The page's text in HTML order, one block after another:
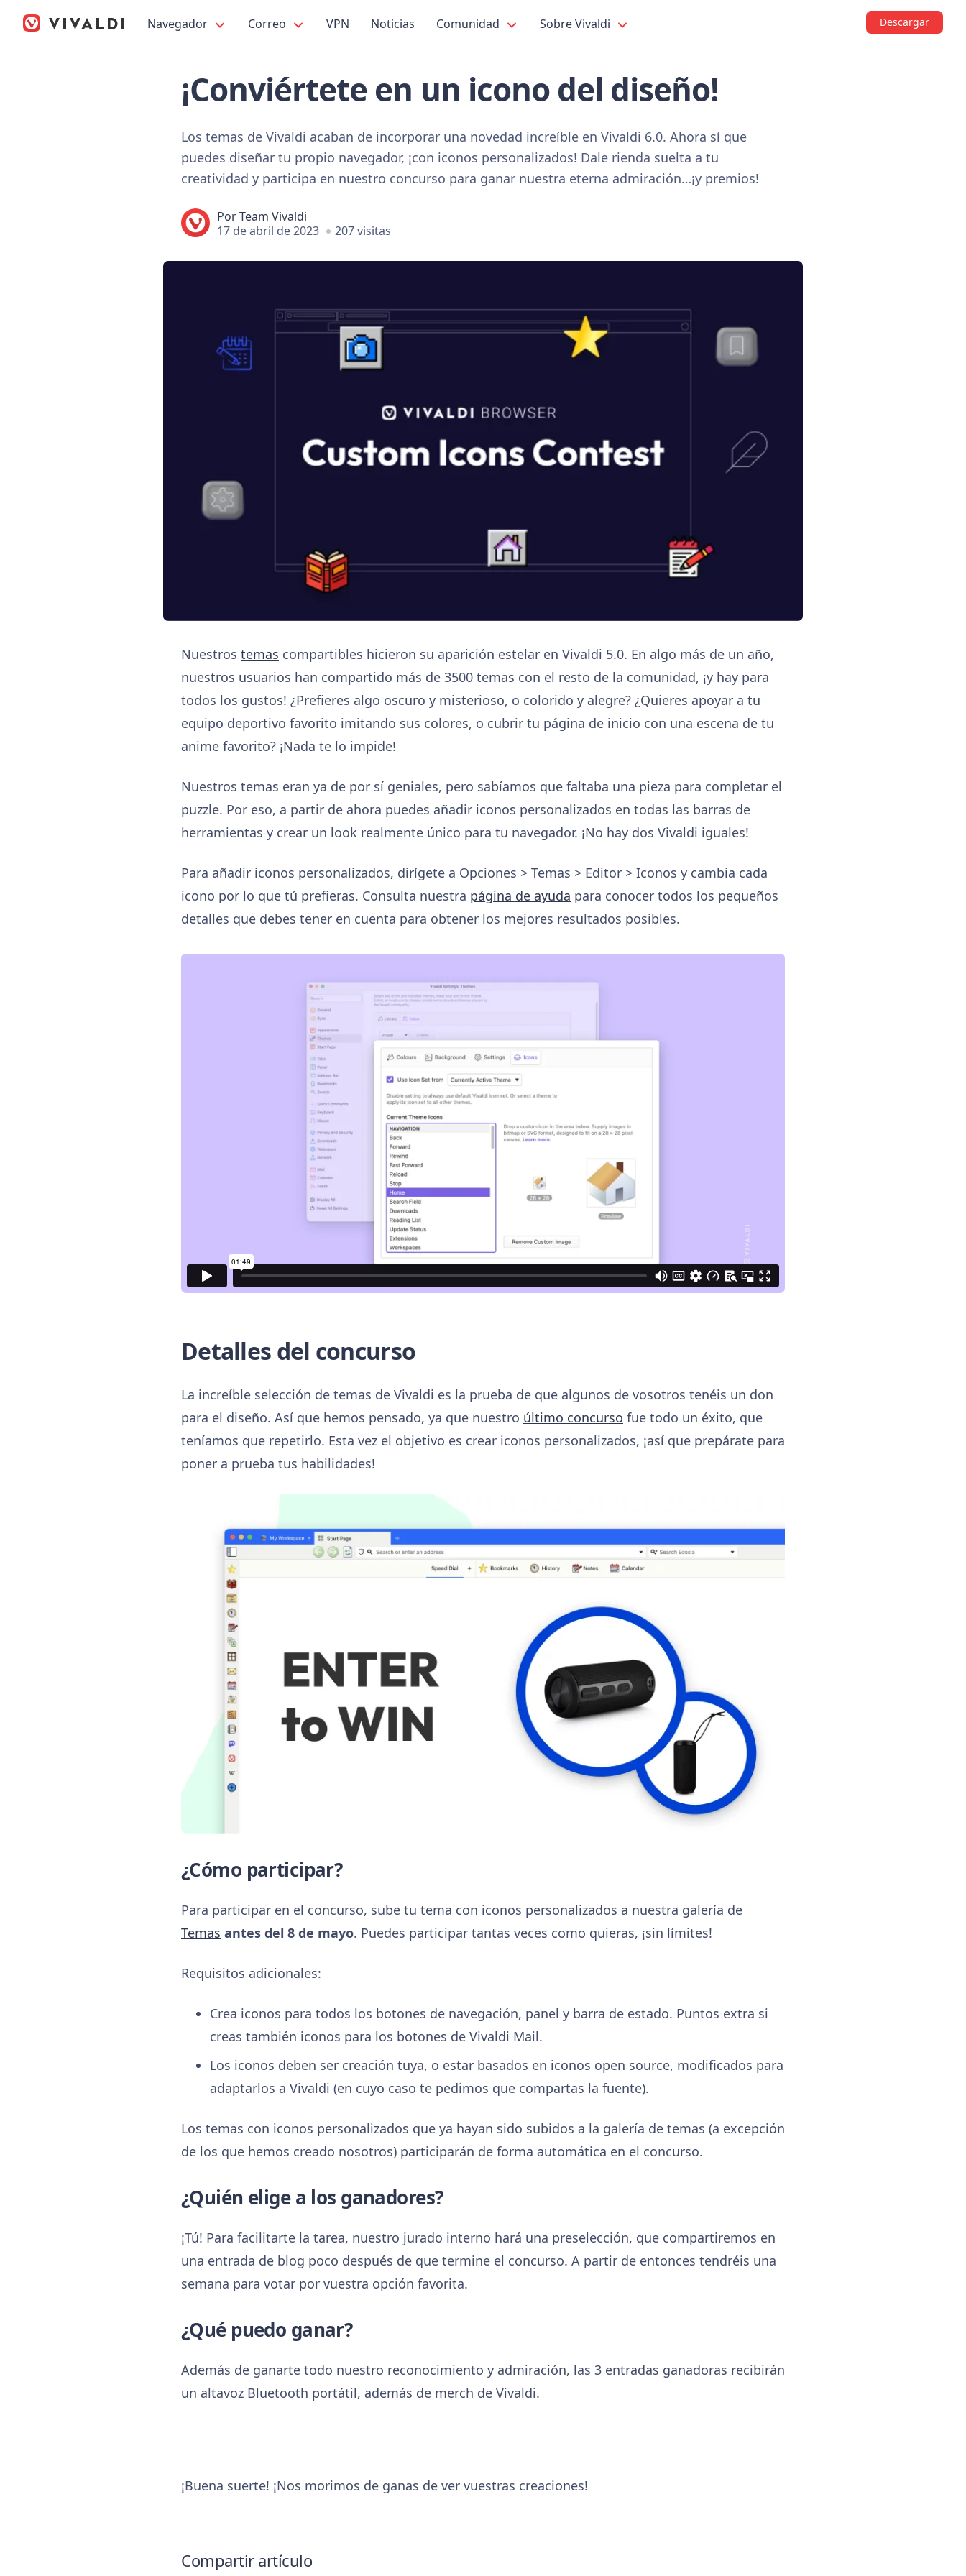
Navegador Correo VPN Noticias Comunidad Sobre Vivaldi Descargar
¡Conviértete en un icono del diseño!
Los temas de Vivaldi acaban de incorporar una novedad increíble en Vivaldi 6.0. Ahora sí que
puedes diseñar tu propio navegador, ¡con iconos personalizados! Dale rienda suelta a tu
creatividad y participa en nuestro concurso para ganar nuestra eterna admiración…¡y premios!
PorTeam Vivaldi
17 de abril de 2023
207 visitas
Nuestros temas compartibles hicieron su aparición estelar en Vivaldi 5.0. En algo más de un año,
nuestros usuarios han compartido más de 3500 temas con el resto de la comunidad, ¡y hay para
todos los gustos! ¿Prefieres algo oscuro y misterioso, o colorido y alegre? ¿Quieres apoyar a tu
equipo deportivo favorito imitando sus colores, o cubrir tu página de inicio con una escena de tu
anime favorito? ¡Nada te lo impide!
Nuestros temas eran ya de por sí geniales, pero sabíamos que faltaba una pieza para completar el
puzzle. Por eso, a partir de ahora puedes añadir iconos personalizados en todas las barras de
herramientas y crear un look realmente único para tu navegador. ¡No hay dos Vivaldi iguales!
Para añadir iconos personalizados, dirígete a Opciones > Temas > Editor > Iconos y cambia cada
icono por lo que tú prefieras. Consulta nuestra página de ayuda para conocer todos los pequeños
detalles que debes tener en cuenta para obtener los mejores resultados posibles.
Detalles del concurso
La increíble selección de temas de Vivaldi es la prueba de que algunos de vosotros tenéis un don
para el diseño. Así que hemos pensado, ya que nuestro último concurso fue todo un éxito, que
teníamos que repetirlo. Esta vez el objetivo es crear iconos personalizados, ¡así que prepárate para
poner a prueba tus habilidades!
¿Cómo participar?
Para participar en el concurso, sube tu tema con iconos personalizados a nuestra galería de
Temas antes del 8 de mayo. Puedes participar tantas veces como quieras, ¡sin límites!
Requisitos adicionales:
Crea iconos para todos los botones de navegación, panel y barra de estado. Puntos extra si
creas también iconos para los botones de Vivaldi Mail.
Los iconos deben ser creación tuya, o estar basados en iconos open source, modificados para
adaptarlos a Vivaldi (en cuyo caso te pedimos que compartas la fuente).
Los temas con iconos personalizados que ya hayan sido subidos a la galería de temas (a excepción
de los que hemos creado nosotros) participarán de forma automática en el concurso.
¿Quién elige a los ganadores?
¡Tú! Para facilitarte la tarea, nuestro jurado interno hará una preselección, que compartiremos en
una entrada de blog poco después de que termine el concurso. A partir de entonces tendréis una
semana para votar por vuestra opción favorita.
¿Qué puedo ganar?
Además de ganarte todo nuestro reconocimiento y admiración, las 3 entradas ganadoras recibirán
un altavoz Bluetooth portátil, además de merch de Vivaldi.
¡Buena suerte! ¡Nos morimos de ganas de ver vuestras creaciones!
Compartir artículo